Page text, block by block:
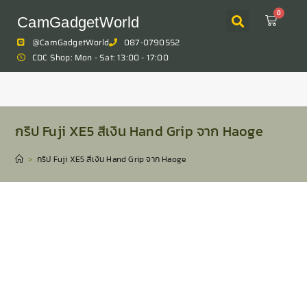
CamGadgetWorld
0
@CamGadgetWorld
087-0790552
CDC Shop: Mon - Sat: 13:00 - 17:00
กริป Fuji XE5 สีเงิน Hand Grip จาก Haoge
> กริป Fuji XE5 สีเงิน Hand Grip จาก Haoge